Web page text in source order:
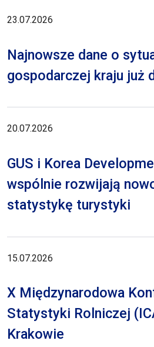
23.07.2026
Najnowsze dane o
gospodarczej kraju już
20.07.2026
GUS i Korea
wspólnie rozwijają
statystykę turystyki
15.07.2026
X Międzynarodowa
Statystyki Rolniczej
Krakowie